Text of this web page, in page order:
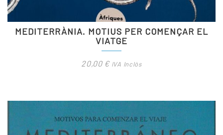
MEDITERRÀNIA. MOTIUS PER COMENÇAR EL
VIATGE
20,00 € IVA Inclòs